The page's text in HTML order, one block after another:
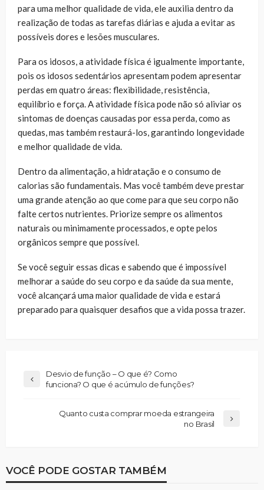
para uma melhor qualidade de vida, ele auxilia dentro da
realização de todas as tarefas diárias e ajuda a evitar as
possíveis dores e lesões musculares.
Para os idosos, a atividade física é igualmente importante,
pois os idosos sedentários apresentam podem apresentar
perdas em quatro áreas: flexibilidade, resistência,
equilíbrio e força. A atividade física pode não só aliviar os
sintomas de doenças causadas por essa perda, como as
quedas, mas também restaurá-los, garantindo longevidade
e melhor qualidade de vida.
Dentro da alimentação, a hidratação e o consumo de
calorias são fundamentais. Mas você também deve prestar
uma grande atenção ao que come para que seu corpo não
falte certos nutrientes. Priorize sempre os alimentos
naturais ou minimamente processados, e opte pelos
orgânicos sempre que possível.
Se você seguir essas dicas e sabendo que é impossível
melhorar a saúde do seu corpo e da saúde da sua mente,
você alcançará uma maior qualidade de vida e estará
preparado para quaisquer desafios que a vida possa trazer.
Desvio de função – O que é? Como
funciona? O que é acúmulo de funções?
Quanto custa comprar moeda estrangeira
no Brasil
VOCÊ PODE GOSTAR TAMBÉM